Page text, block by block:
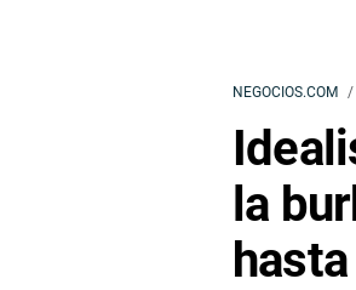
NEGOCIOS.COM
la